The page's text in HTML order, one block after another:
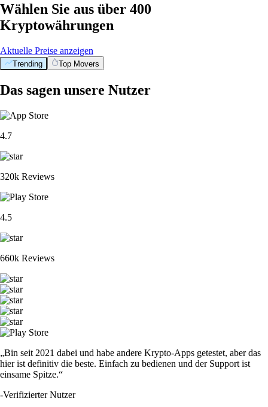
Wählen Sie aus über 400
Kryptowährungen
Aktuelle Preise anzeigen
Trending Top Movers
Das sagen unsere Nutzer
4.7
320k Reviews
4.5
660k Reviews
„Bin seit 2021 dabei und habe andere Krypto-Apps getestet, aber das
hier ist definitiv die beste. Einfach zu bedienen und der Support ist
einsame Spitze.“
-Verifizierter Nutzer